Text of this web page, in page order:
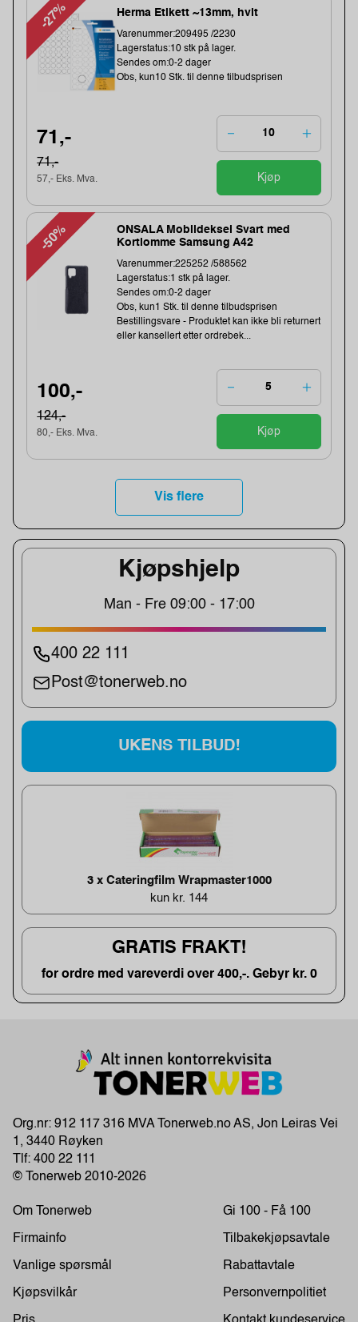
Kjøpshjelp
Man - Fre 09:00 - 17:00
400 22 111
Post@tonerweb.no
UKENS TILBUD!
3 x Cateringfilm Wrapmaster1000
kun kr. 144
GRATIS FRAKT!
for ordre med vareverdi over 400,-. Gebyr kr. 0
-27% Herma Etikett ~13mm, hvit
Varenummer:209495 /2230
Lagerstatus:10 stk på lager.
Sendes om:0-2 dager
Obs, kun10 Stk. til denne tilbudsprisen
71,-
71,-
57,- Eks. Mva. Kjøp
-50%
ONSALA Mobildeksel Svart med
Kortlomme Samsung A42
Varenummer:225252 /588562
Lagerstatus:1 stk på lager.
Sendes om:0-2 dager
Obs, kun1 Stk. til denne tilbudsprisen
Bestillingsvare - Produktet kan ikke bli returnert
eller kansellert etter ordrebek...
100,-
124,-
80,- Eks. Mva. Kjøp
Vis flere
Org.nr: 912 117 316 MVA Tonerweb.no AS, Jon Leiras Vei
1, 3440 Røyken
Tlf: 400 22 111
© Tonerweb 2010-2026
Om Tonerweb
Firmainfo
Vanlige spørsmål
Kjøpsvilkår
Gi 100 - Få 100
Tilbakekjøpsavtale
Rabattavtale
Personvernpolitiet